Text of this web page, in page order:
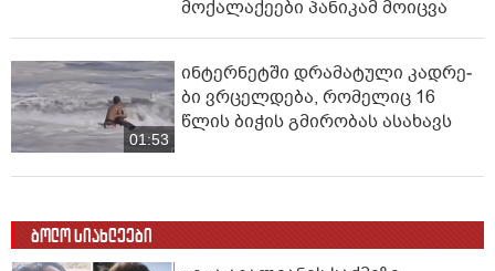
მოქალაქეები პანიკამ მოიცვა
01:53
ინ­ტერ­ნეტ­ში დრა­მა­ტუ­ლი კად­რე­
ბი ვრცელდება, რომელიც 16
წლის ბიჭის გმირობას ასახავს
ბოლო სიახლეები